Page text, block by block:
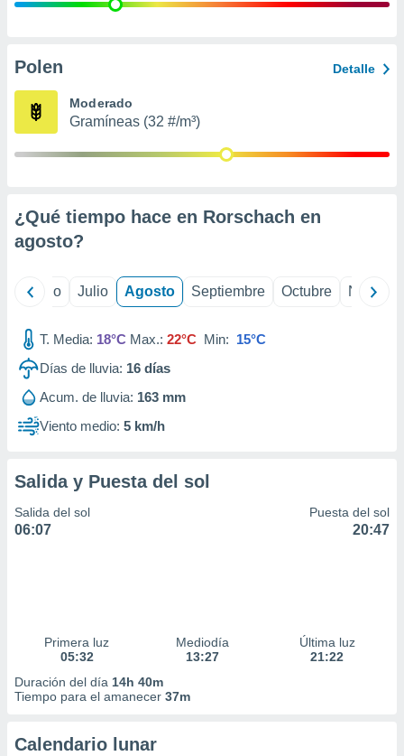
e
publicidad
Polen Detalle
Moderado
Gramíneas (32 #/m³)
¿Qué tiempo hace en Rorschach en
agosto?
Junio Julio Agosto Septiembre Octubre
T. Media: 18°C Max.: 22°C Min: 15°C
Días de lluvia: 16 días
Acum. de lluvia: 163 mm
Viento medio: 5 km/h
Salida y Puesta del sol
Salida del sol
06:07
Puesta del sol
20:47
Primera luz
05:32
Mediodía
13:27
Última luz
21:22
Duración del día 14h 40m
Tiempo para el amanecer 37m
Calendario lunar